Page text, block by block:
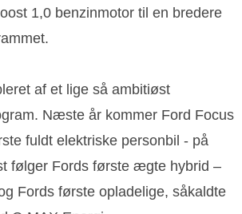
1,0 benzinmotor til en bredere
af et lige så ambitiøst
Næste år kommer Ford Focus
fuldt elektriske personbil - på
følger Fords første ægte hybrid –
Fords første opladelige, såkaldte